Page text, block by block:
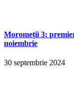
Moromeții 3:
noiembrie
30 septembrie 2024